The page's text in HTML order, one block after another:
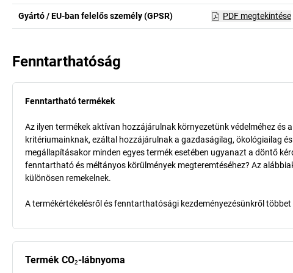
Gyártó / EU-ban felelős személy (GPSR) PDF megtekintése
Fenntarthatóság
Fenntartható termékek
Az ilyen termékek aktívan hozzájárulnak környezetünk védelméhez
kritériumainknak, ezáltal hozzájárulnak a gazdaságilag, ökológiailag
megállapításakor minden egyes termék esetében ugyanazt a döntő
fenntartható és méltányos körülmények megteremtéséhez? Az
különösen remekelnek.
A termékértékelésről és fenntarthatósági kezdeményezésünkről
Termék CO₂-lábnyoma